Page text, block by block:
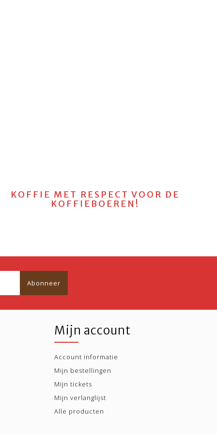
KOFFIE MET RESPECT VOOR DE
KOFFIEBOEREN!
Abonneer
Mijn account
Account informatie
Mijn bestellingen
Mijn tickets
Mijn verlanglijst
Alle producten